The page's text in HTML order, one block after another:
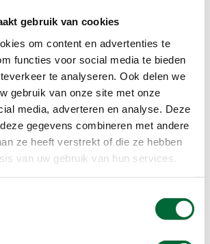
gebruik van cookies
om content en advertenties te
functies voor social media te bieden
te analyseren. Ook delen we
gebruik van onze site met onze
media, adverteren en analyse. Deze
gegevens combineren met andere
ze heeft verstrekt of die ze hebben
van uw gebruik van hun services.